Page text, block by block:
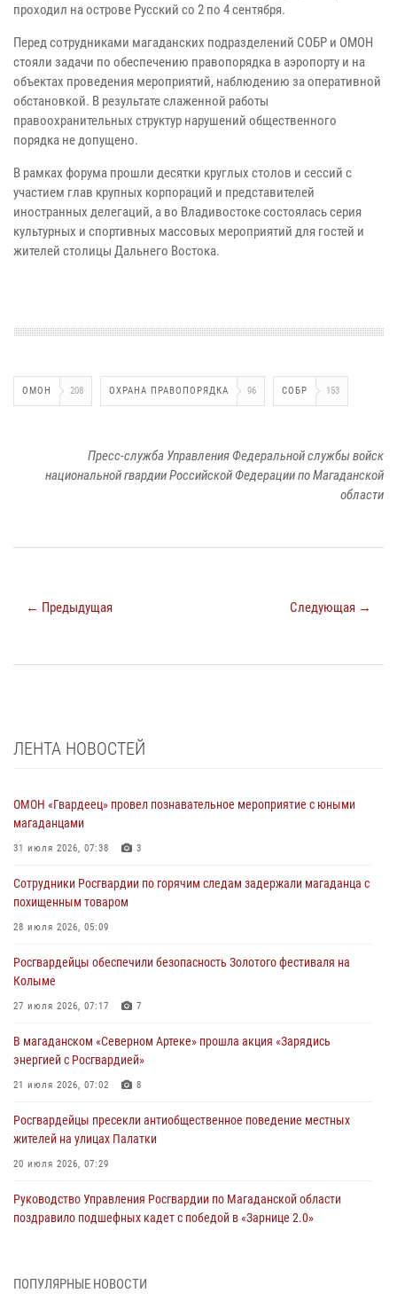
проходил на острове Русский со 2 по 4 сентября.
Перед сотрудниками магаданских подразделений СОБР и ОМОН
стояли задачи по обеспечению правопорядка в аэропорту и на
объектах проведения мероприятий, наблюдению за оперативной
обстановкой. В результате слаженной работы
правоохранительных структур нарушений общественного
порядка не допущено.
В рамках форума прошли десятки круглых столов и сессий с
участием глав крупных корпораций и представителей
иностранных делегаций, а во Владивостоке состоялась серия
культурных и спортивных массовых мероприятий для гостей и
жителей столицы Дальнего Востока.
ОМОН 208 ОХРАНА ПРАВОПОРЯДКА 96 СОБР 153
Пресс-служба Управления Федеральной службы войск
национальной гвардии Российской Федерации по Магаданской
области
← Предыдущая Следующая →
ЛЕНТА НОВОСТЕЙ
ОМОН «Гвардеец» провел познавательное мероприятие с юными
магаданцами
31 июля 2026, 07:38 3
Сотрудники Росгвардии по горячим следам задержали магаданца с
похищенным товаром
28 июля 2026, 05:09
Росгвардейцы обеспечили безопасность Золотого фестиваля на
Колыме
27 июля 2026, 07:17 7
В магаданском «Северном Артеке» прошла акция «Зарядись
энергией с Росгвардией»
21 июля 2026, 07:02 8
Росгвардейцы пресекли антиобщественное поведение местных
жителей на улицах Палатки
20 июля 2026, 07:29
Руководство Управления Росгвардии по Магаданской области
поздравило подшефных кадет с победой в «Зарнице 2.0»
При содействии СОБР Росгвардии в Магадане задержан
ПОПУЛЯРНЫЕ НОВОСТИ